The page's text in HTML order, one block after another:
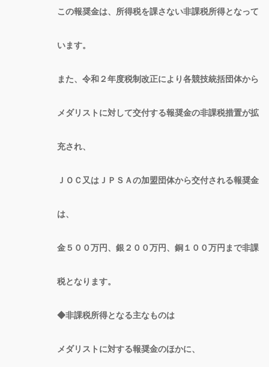
この報奨金は、所得税を課さない非課税所得となって
います。
また、令和２年度税制改正により各競技統括団体から
メダリストに対して交付する報奨金の非課税措置が拡
充され、
ＪＯＣ又はＪＰＳＡの加盟団体から交付される報奨金
は、
金５００万円、銀２００万円、銅１００万円まで非課
税となります。
◆非課税所得となる主なものは
メダリストに対する報奨金のほかに、